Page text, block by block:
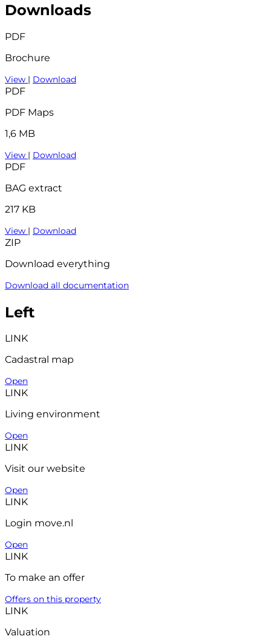
Downloads
PDF
Brochure
View | Download
PDF
PDF Maps
1,6 MB
View | Download
PDF
BAG extract
217 KB
View | Download
ZIP
Download everything
Download all documentation
Left
LINK
Cadastral map
Open
LINK
Living environment
Open
LINK
Visit our website
Open
LINK
Login move.nl
Open
LINK
To make an offer
Offers on this property
LINK
Valuation